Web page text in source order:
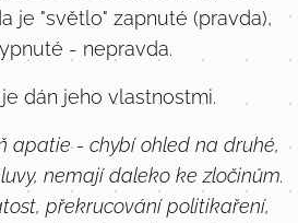
je "světlo" zapnuté (pravda),
- nepravda.
dán jeho vlastnostmi.
apatie - chybí ohled na druhé,
nemají daleko ke zločinům.
překrucování politikaření,